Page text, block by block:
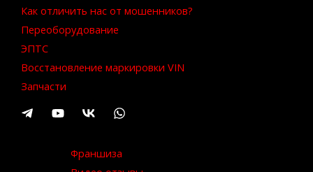
Как отличить нас от мошенников?
Переоборудование
ЭПТС
Восстановление маркировки VIN
Запчасти
Франшиза